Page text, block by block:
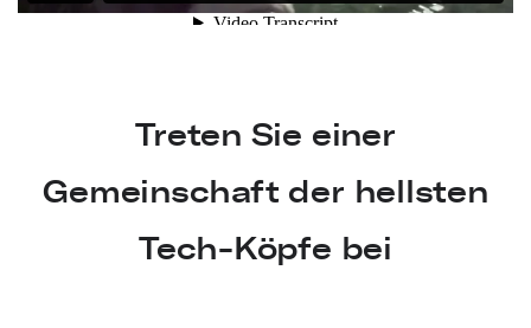
Treten Sie einer
Gemeinschaft der hellsten
Tech-Köpfe bei